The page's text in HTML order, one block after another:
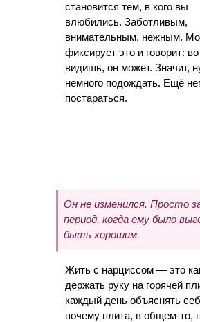
Жить с нарциссом — это
держать руку на горячей
каждый день объяснять
почему плита, в общем-то,
Он не изменился. Просто
период, когда ему было
быть хорошим.
становится тем, в кого вы
влюбились. Заботливым,
внимательным, нежным.
фиксирует это и говорит:
видишь, он может. Значит,
немного подождать. Ещё
постараться.